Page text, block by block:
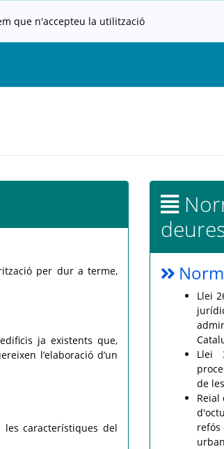
que n'accepteu la utilització
per dur a terme,
ja existents que,
l’elaboració d’un
característiques del
Llei
Llei
de
Reial
refós